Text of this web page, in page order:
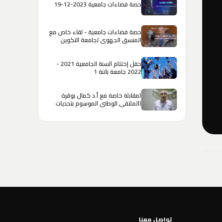
حصة فضاءات جامعية 2023-12-19
حصة فضاءات جامعية - لقاء خاص مع
المنسق الجهوي لجامعة التكوين
حفل إختتام السنة الجامعية 2021 -
2022 جامعة باتنة 1
(مقابلة خاصة مع أ.د كمال بوقرة
(الملتقى الوطني الموسوم بتحديات
الدولة الجزائرية عشية الإستقلال
تواصل معنا